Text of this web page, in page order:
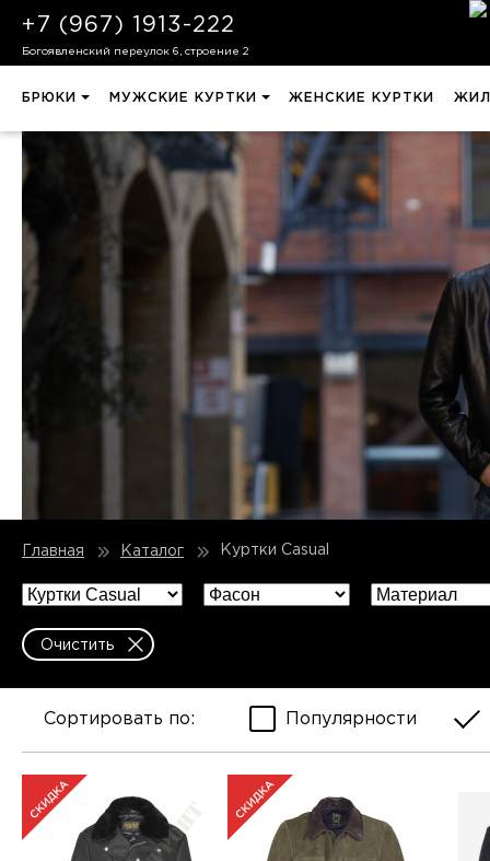
+7 (967) 1913-222
Богоявленский переулок 6, строение 2
БРЮКИ МУЖСКИЕ КУРТКИ ЖЕНСКИЕ КУРТКИ
Главная Каталог Куртки Casual
Очистить
Сортировать по: Популярности